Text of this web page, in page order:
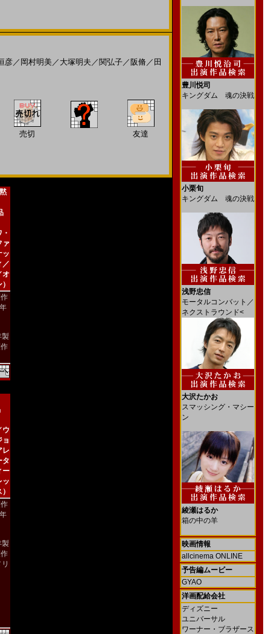
彦／ 岡村明美／ 大塚明夫 ／ 関弘子／ 阪脩 ／ 田
売切 友達
ァ
ッ
／
オ
製
ウ
ョ
レ
タ
ー
ッ
製
豊川悦司
キングダム 魂の決戦
小栗旬
キングダム 魂の決戦
浅野忠信
モータルコンバット／
ネクストラウンド<
大沢たかお
スマッシング・マシー
ン
綾瀬はるか
箱の中の羊
映画情報
allcinema ONLINE
予告編ムービー
GYAO
洋画配給会社
ディズニー
ユニバーサル
ワーナー・ブラザース